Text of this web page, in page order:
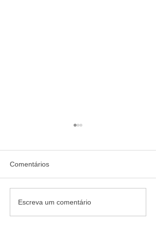
Quando diversificar deixa
Comentários
Escreva um comentário